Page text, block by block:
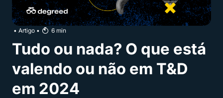
• Artigo • 6 min
Tudo ou nada? O que está
valendo ou não em T&D
em 2024